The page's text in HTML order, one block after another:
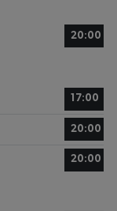
20:00
17:00
20:00
20:00